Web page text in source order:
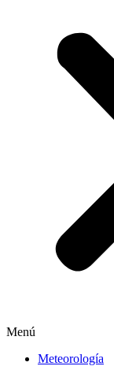
Menú
Meteorología